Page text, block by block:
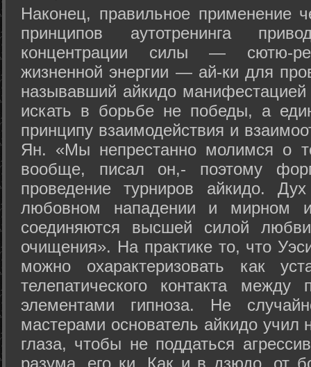
Наконец, правильное применение
принципов аутотренинга
концентрации силы — сютю-
жизненной энергии — ай-ки для
называвший айкидо
искать в борьбе не победы, а
принципу взаимодействия и
Ян. «Мы непрестанно молимся о
вообще, писал он,- поэтому
проведение турниров айкидо.
любовном нападении и мирном
соединяются высшей силой
очищения». На практике то, что
можно охарактеризовать как
телепатического контакта между
элементами гипноза. Не
мастерами основатель айкидо учил
глаза, чтобы не поддаться
разума, его ки. Как и в дзюдо, от